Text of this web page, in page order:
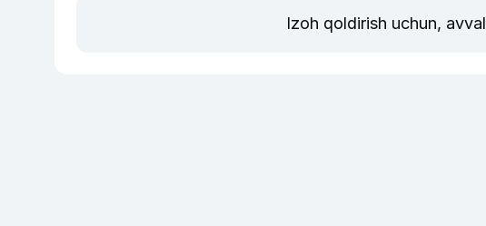
Izoh qoldirish uchun, avval